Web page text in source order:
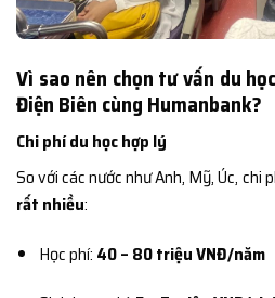
Vì sao nên chọn tư vấn du
Điện Biên cùng Humanbank?
Chi phí du học hợp lý
So với các nước như Anh, Mỹ, Úc, chi
rất nhiều:
Học phí: 40 – 80 triệu VNĐ/năm